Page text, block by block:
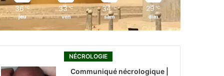
36 ℃
jeu
33 ℃
ven
34 ℃
sam
29 ℃
dim
NÉCROLOGIE
Communiqué nécrologique |